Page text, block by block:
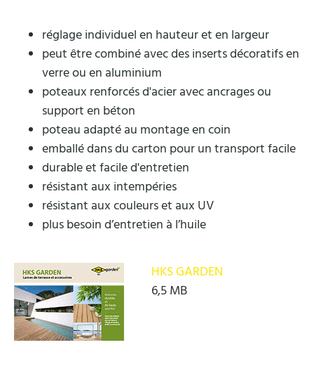
réglage individuel en hauteur et en largeur
peut être combiné avec des inserts décoratifs en
verre ou en aluminium
poteaux renforcés d'acier avec ancrages ou
support en béton
poteau adapté au montage en coin
emballé dans du carton pour un transport facile
durable et facile d'entretien
résistant aux intempéries
résistant aux couleurs et aux UV
plus besoin d’entretien à l’huile
HKS GARDEN
6,5 MB